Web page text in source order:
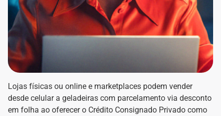
Lojas físicas ou online e marketplaces podem vender
desde celular a geladeiras com parcelamento via desconto
em folha ao oferecer o Crédito Consignado Privado como